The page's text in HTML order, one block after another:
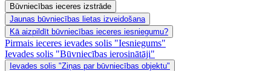
Būvniecības ieceres izstrāde
Jaunas būvniecības lietas izveidošana
Kā aizpildīt būvniecības ieceres iesniegumu?
Pirmais ieceres ievades solis "Iesniegums"
Ievades solis "Būvniecības ierosinātāji"
Ievades solis "Ziņas par būvniecības objektu"